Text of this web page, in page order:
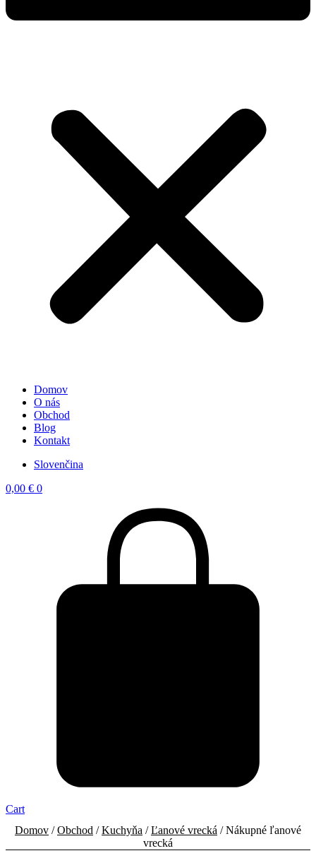
Domov
O nás
Obchod
Blog
Kontakt
Slovenčina
0,00 € 0
Cart
Domov /Obchod /Kuchyňa /Ľanové vrecká / Nákupné ľanové
vrecká